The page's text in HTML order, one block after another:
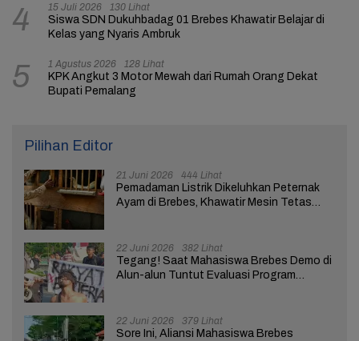
4 15 Juli 2026 130 Lihat
Siswa SDN Dukuhbadag 01 Brebes Khawatir Belajar di
Kelas yang Nyaris Ambruk
5 1 Agustus 2026 128 Lihat
KPK Angkut 3 Motor Mewah dari Rumah Orang Dekat
Bupati Pemalang
Pilihan Editor
21 Juni 2026 444 Lihat
Pemadaman Listrik Dikeluhkan Peternak
Ayam di Brebes, Khawatir Mesin Tetas
22 Juni 2026 382 Lihat
Tegang! Saat Mahasiswa Brebes Demo di
Alun-alun Tuntut Evaluasi Program
22 Juni 2026 379 Lihat
Sore Ini, Aliansi Mahasiswa Brebes